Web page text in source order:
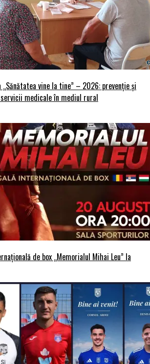
„Sănătatea vine la tine” – 2026: prevenție și
medicale în mediul rural
de box „Memorialul Mihai Leu” la